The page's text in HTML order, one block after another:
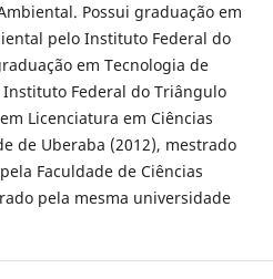
Possui graduação em
pelo Instituto Federal do
em Tecnologia de
Federal do Triângulo
Licenciatura em Ciências
de Uberaba (2012), mestrado
Faculdade de Ciências
pela mesma universidade